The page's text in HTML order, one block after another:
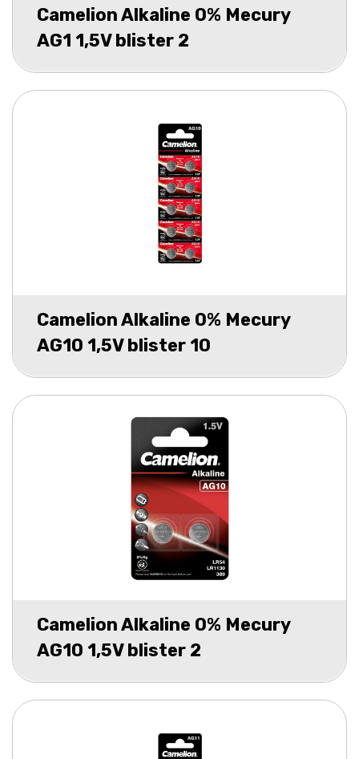
Camelion Alkaline 0% Mecury
AG1 1,5V blister 2
Camelion Alkaline 0% Mecury
AG10 1,5V blister 10
Camelion Alkaline 0% Mecury
AG10 1,5V blister 2